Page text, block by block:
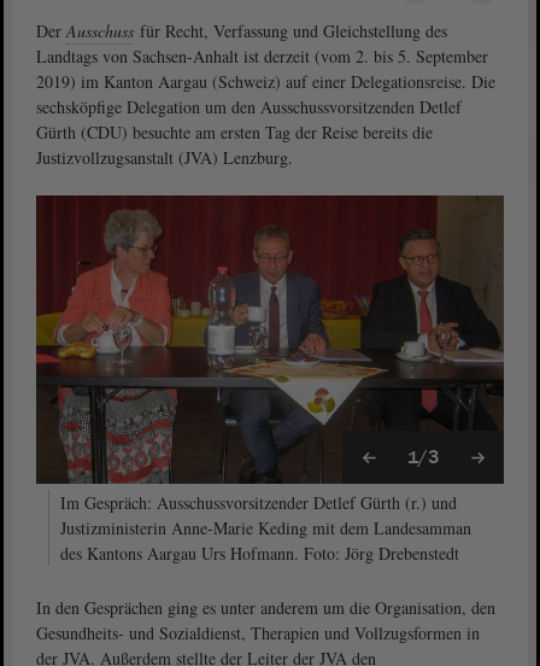
DerAusschuss für Recht, Verfassung und Gleichstellung des
Landtags von Sachsen-Anhalt ist derzeit (vom 2. bis 5. September
2019) im Kanton Aargau (Schweiz) auf einer Delegationsreise. Die
sechsköpfige Delegation um den Ausschussvorsitzenden Detlef
Gürth (CDU) besuchte am ersten Tag der Reise bereits die
Justizvollzugsanstalt (JVA) Lenzburg.
1/3
Im Gespräch: Ausschussvorsitzender Detlef Gürth (r.) und
Justizministerin Anne-Marie Keding mit dem Landesamman
des Kantons Aargau Urs Hofmann. Foto: Jörg Drebenstedt
In den Gesprächen ging es unter anderem um die Organisation, den
Gesundheits- und Sozialdienst, Therapien und Vollzugsformen in
der JVA. Außerdem stellte der Leiter der JVA den